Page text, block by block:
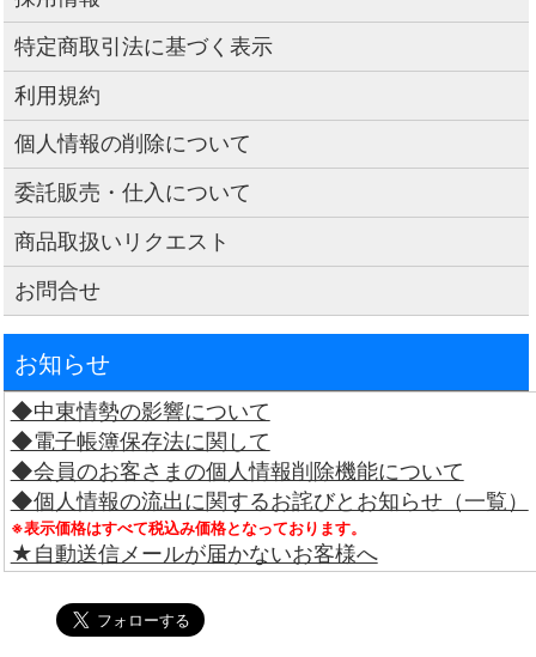
特定商取引法に基づく表示
利用規約
個人情報の削除について
委託販売・仕入について
商品取扱いリクエスト
お問合せ
お知らせ
◆中東情勢の影響について
◆電子帳簿保存法に関して
◆会員のお客さまの個人情報削除機能について
◆個人情報の流出に関するお詫びとお知らせ（一覧）
※表示価格はすべて税込み価格となっております。
★自動送信メールが届かないお客様へ